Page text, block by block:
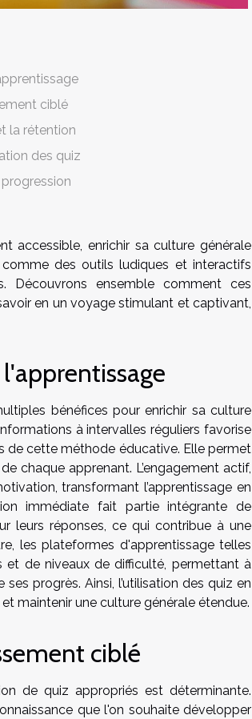
ciblé
la rétention
des quiz
accessible, enrichir sa culture générale
des outils ludiques et interactifs
Découvrons ensemble comment ces
en un voyage stimulant et captivant,
bénéfices pour enrichir sa culture
à intervalles réguliers favorise
de cette méthode éducative. Elle permet
chaque apprenant. L’engagement actif,
transformant l’apprentissage en
immédiate fait partie intégrante de
leurs réponses, ce qui contribue à une
les plateformes d'apprentissage telles
de niveaux de difficulté, permettant à
progrès. Ainsi, l’utilisation des quiz en
maintenir une culture générale étendue.
ciblé
de quiz appropriés est déterminante.
que l'on souhaite développer